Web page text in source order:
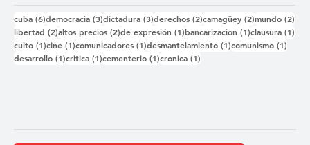
cuba (6)6 entradas
democracia (3)3 entradas
dictadura (3)3 entradas
derechos (2)2 entradas
camagüey (2)2 entradas
mundo (2)
libertad (2)2 entradas
altos precios (2)2 entradas
de expresión (1)1 entrada
bancarizacion (1)1 entrada
clausura (1)
culto (1)1 entrada
cine (1)1 entrada
comunicadores (1)1 entrada
desmantelamiento (1)1 entrada
comunismo (1)
desarrollo (1)1 entrada
critica (1)1 entrada
cementerio (1)1 entrada
cronica (1)